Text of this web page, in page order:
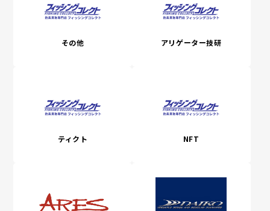
その他 アリゲーター技研
ティクト NFT